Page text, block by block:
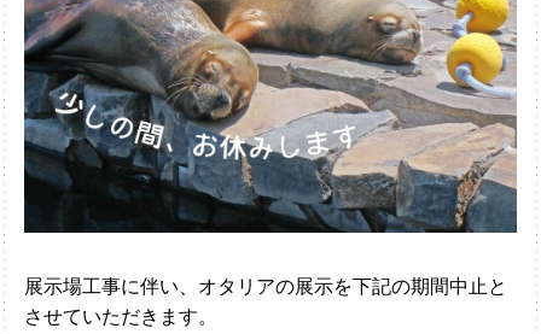
展示場工事に伴い、オタリアの展示を下記の期間中止と
させていただきます。